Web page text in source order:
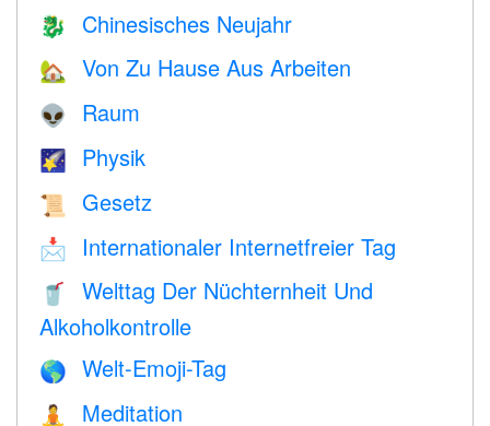
🐉 Chinesisches Neujahr
🏡 Von Zu Hause Aus Arbeiten
👽 Raum
🌠 Physik
📜 Gesetz
📩 Internationaler Internetfreier Tag
🥤
Welttag Der Nüchternheit Und
Alkoholkontrolle
🌎 Welt-Emoji-Tag
🧘 Meditation